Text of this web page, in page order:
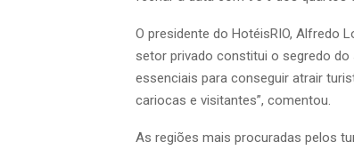
O presidente do HotéisRIO, Alfredo
setor privado constitui o segredo
essenciais para conseguir atrair
cariocas e visitantes”, comentou.
As regiões mais procuradas pelos